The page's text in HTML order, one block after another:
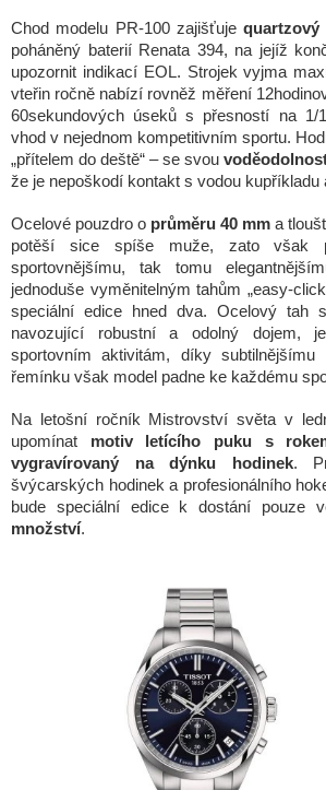
Chod modelu PR-100 zajišťujequartzový
poháněný baterií Renata 394, na jejíž
upozornit indikací EOL. Strojek vyjma
vteřin ročně nabízí rovněž měření
60sekundových úseků s přesností na 1/
vhod v nejednom kompetitivním sportu.
„přítelem do deště“ – se svou
že je nepoškodí kontakt s vodou kupříkladu
Ocelové pouzdro o průměru 40 mm a
potěší sice spíše muže, zato však
sportovnějšímu, tak tomu
jednoduše vyměnitelným tahům „easy-
speciální edice hned dva. Ocelový tah
navozující robustní a odolný dojem,
sportovním aktivitám, díky subtilnějšímu
řemínku však model padne ke každému
Na letošní ročník Mistrovství světa v
upomínat motiv letícího puku s
vygravírovaný na dýnku hodinek.
švýcarských hodinek a profesionálního
bude speciální edice k dostání pouze
množství.